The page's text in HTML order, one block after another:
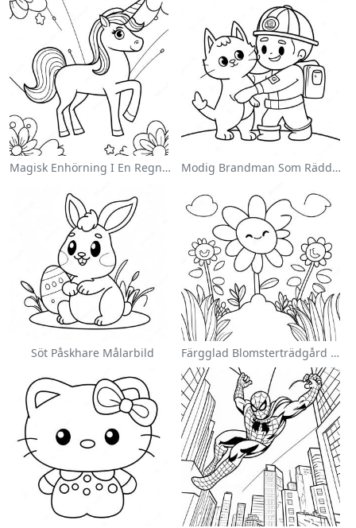
Magisk Enhörning I En Regnbåge Målarbild Modig Brandman Som Räddar En Katt Målarbild
Söt Påskhare Målarbild Färgglad Blomsterträdgård Målarbild